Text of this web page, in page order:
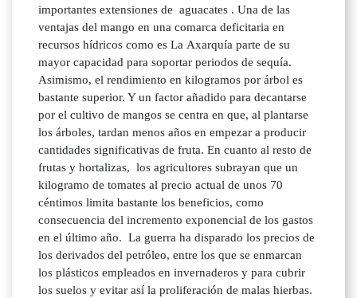
importantes extensiones de aguacates . Una de las
ventajas del mango en una comarca deficitaria en
recursos hídricos como es La Axarquía parte de su
mayor capacidad para soportar periodos de sequía.
Asimismo, el rendimiento en kilogramos por árbol es
bastante superior. Y un factor añadido para decantarse
por el cultivo de mangos se centra en que, al plantarse
los árboles, tardan menos años en empezar a producir
cantidades significativas de fruta. En cuanto al resto de
frutas y hortalizas, los agricultores subrayan que un
kilogramo de tomates al precio actual de unos 70
céntimos limita bastante los beneficios, como
consecuencia del incremento exponencial de los gastos
en el último año. La guerra ha disparado los precios de
los derivados del petróleo, entre los que se enmarcan
los plásticos empleados en invernaderos y para cubrir
los suelos y evitar así la proliferación de malas hierbas.